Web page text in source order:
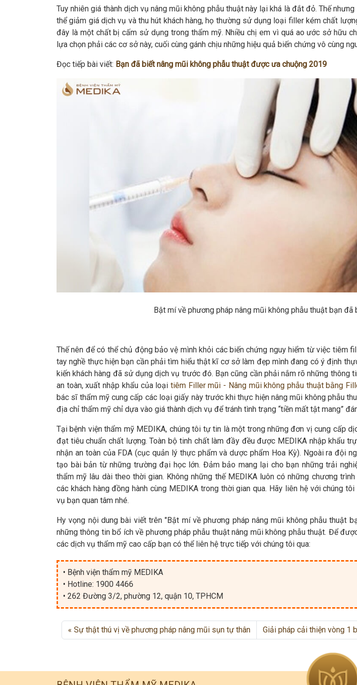
Tuy nhiên giá thành dịch vụ nâng mũi không phẫu thuật này lại khá là đắt đỏ. Thế
thể giảm giá dịch vụ và thu hút khách hàng, họ thường sử dụng loại filler kém chất
đây là một chất bị cấm sử dụng trong thẩm mỹ. Nhiều chị em vì quá ao ước sở hữu
lựa chọn phải các cơ sở này, cuối cùng gánh chịu những hiệu quả biến chứng vô cùng
Đọc tiếp bài viết: Bạn đã biết nâng mũi không phẫu thuật được ưa chuộng 2019
Bật mí về phương pháp nâng mũi không phẫu thuật bạn đã
Thế nên để có thể chủ động bảo vệ mình khỏi các biến chứng nguy hiểm từ việc tiêm
tay nghề thực hiện bạn cần phải tìm hiểu thật kĩ cơ sở làm đẹp mình đang có ý định
kiến khách hàng đã sử dụng dịch vụ trước đó. Bạn cũng cần phải nắm rõ những thông
an toàn, xuất nhập khẩu của loại tiêm Filler mũi - Nâng mũi không phẫu thuật bằng
bác sĩ thẩm mỹ cung cấp các loại giấy này trước khi thực hiện nâng mũi không phẫu
địa chỉ thẩm mỹ chỉ dựa vào giá thành dịch vụ để tránh tình trạng “tiền mất tật mang”
Tại bệnh viện thẩm mỹ MEDIKA, chúng tôi tự tin là một trong những đơn vị cung cấp
đạt tiêu chuẩn chất lượng. Toàn bộ tinh chất làm đầy đều được MEDIKA nhập khẩu
nhận an toàn của FDA (cục quản lý thực phẩm và dược phẩm Hoa Kỳ). Ngoài ra đội
tạo bài bản từ những trường đại học lớn. Đảm bảo mang lại cho bạn những trải
thẩm mỹ lâu dài theo thời gian. Không những thế MEDIKA luôn có những chương
các khách hàng đồng hành cùng MEDIKA trong thời gian qua. Hãy liên hệ với chúng
vụ bạn quan tâm nhé.
Hy vọng nội dung bài viết trên "Bật mí về phương pháp nâng mũi không phẫu thuật
những thông tin bổ ích về phương pháp phẫu thuật nâng mũi không phẫu thuật. Để
các dịch vụ thẩm mỹ cao cấp bạn có thể liên hệ trực tiếp với chúng tôi qua:
• Bệnh viện thẩm mỹ MEDIKA
• Hotline: 1900 4466
• 262 Đường 3/2, phường 12, quận 10, TPHCM
Sự thật thú vị về phương pháp nâng mũi sụn tự thân Giải pháp cải thiện vòng 1